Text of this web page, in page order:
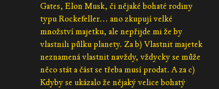
Gates, Elon Musk, či nějaké bohaté rodiny
typu Rockefeller... ano zkupují velké
množství majetku, ale nepřijde mi že by
vlastnili půlku planety. Za b) Vlastnit majetek
neznamená vlastnit navždy, vždycky se může
něco stát a část se třeba musí prodat. A za c)
Kdyby se ukázalo že nějaký velice bohatý